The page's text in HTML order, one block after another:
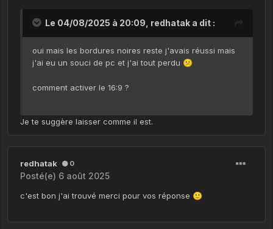
Le 04/08/2025 à 20:09, redhatak a dit :
oui mais les bordures noires reste j'avais réussi mais
j'ai eu un souci de pc et j'ai tout perdu 😕
comment activer le 16:9 ?
Je te suggère laisser comme il est.
redhatak 0
Posté(e) 6 août 2025
c'est bon j'ai trouvé merci pour vos réponse 🙂